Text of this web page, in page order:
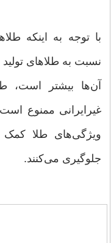
با توجه به اینکه
نسبت به طلاهای تولید
آن‌ها بیشتر است،
غیرایرانی ممنوع
ویژگی‌های طلا
جلوگیری می‌کنند.